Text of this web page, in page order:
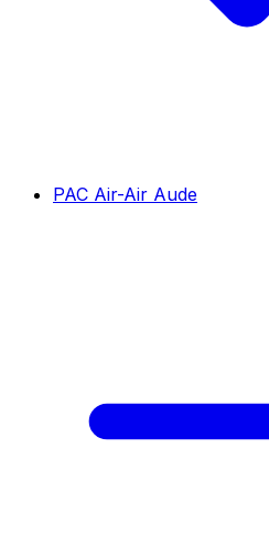
PAC Air-Air Aude